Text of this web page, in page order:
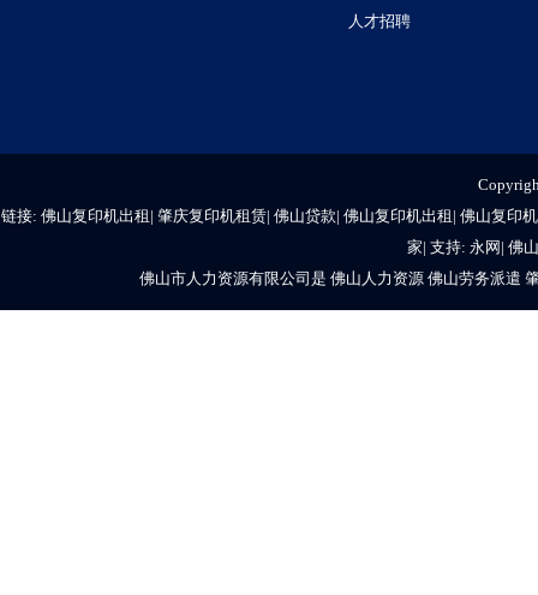
人才招聘
链接: 佛山复印机出租 | 肇庆复印机租赁| 佛山贷款| 佛山复印机出租 | 佛山复印
家| 支持: 永网 | 佛
佛山市人力资源有限公司是 佛山人力资源 佛山劳务派遣